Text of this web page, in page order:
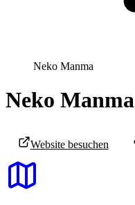
Neko Manma
Neko Manma
Website besuchen